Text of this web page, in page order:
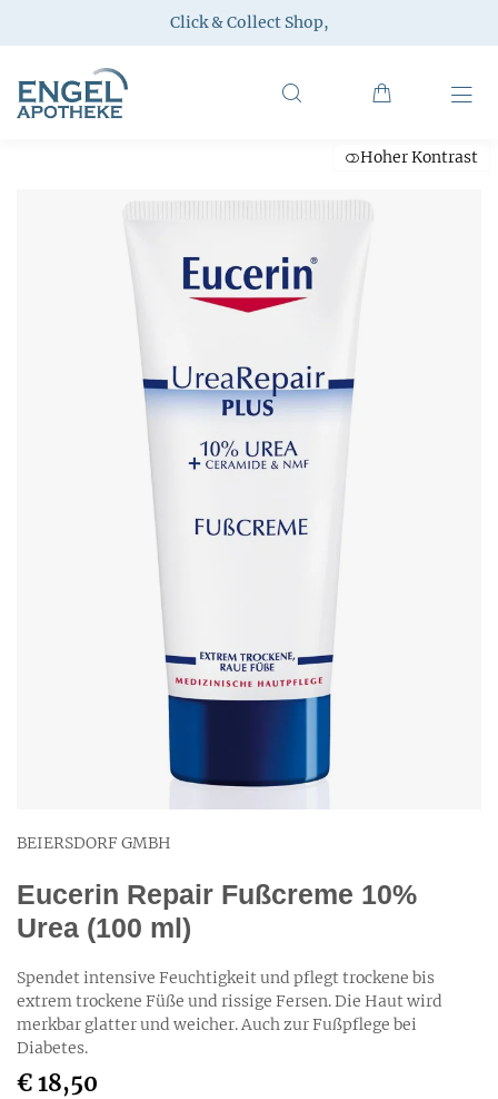
Click & Collect Shop,
Hoher Kontrast
BEIERSDORF GMBH
Eucerin Repair Fußcreme 10%
Urea (100 ml)
Spendet intensive Feuchtigkeit und pflegt trockene bis
extrem trockene Füße und rissige Fersen. Die Haut wird
merkbar glatter und weicher. Auch zur Fußpflege bei
Diabetes.
€ 18,50